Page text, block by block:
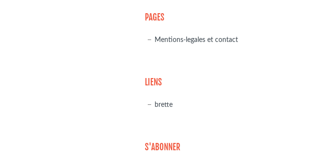
PAGES
Mentions-legales et contact
LIENS
brette
S'ABONNER